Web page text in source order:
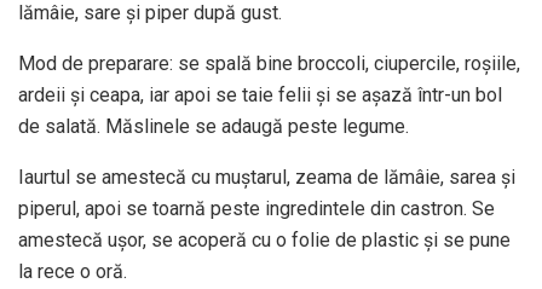
lămâie, sare şi piper după gust.
Mod de preparare: se spală bine broccoli, ciupercile, roşiile,
ardeii şi ceapa, iar apoi se taie felii şi se aşază într-un bol
de salată. Măslinele se adaugă peste legume.
Iaurtul se amestecă cu muştarul, zeama de lămâie, sarea şi
piperul, apoi se toarnă peste ingredintele din castron. Se
amestecă uşor, se acoperă cu o folie de plastic şi se pune
la rece o oră.